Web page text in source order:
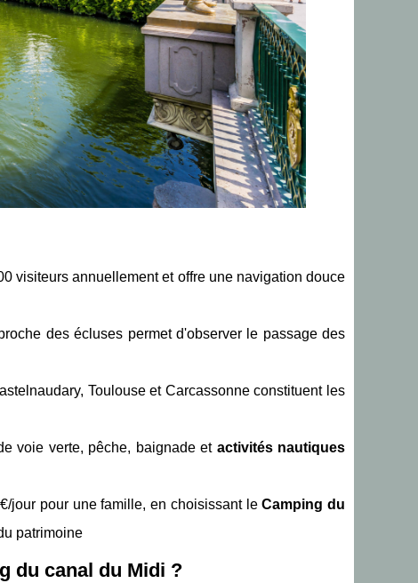
visiteurs annuellement et offre une navigation douce
des écluses permet d'observer le passage des
Toulouse et Carcassonne constituent les
voie verte, pêche, baignade et activités nautiques
jour pour une famille, en choisissant leCamping du
patrimoine
du canal du Midi ?